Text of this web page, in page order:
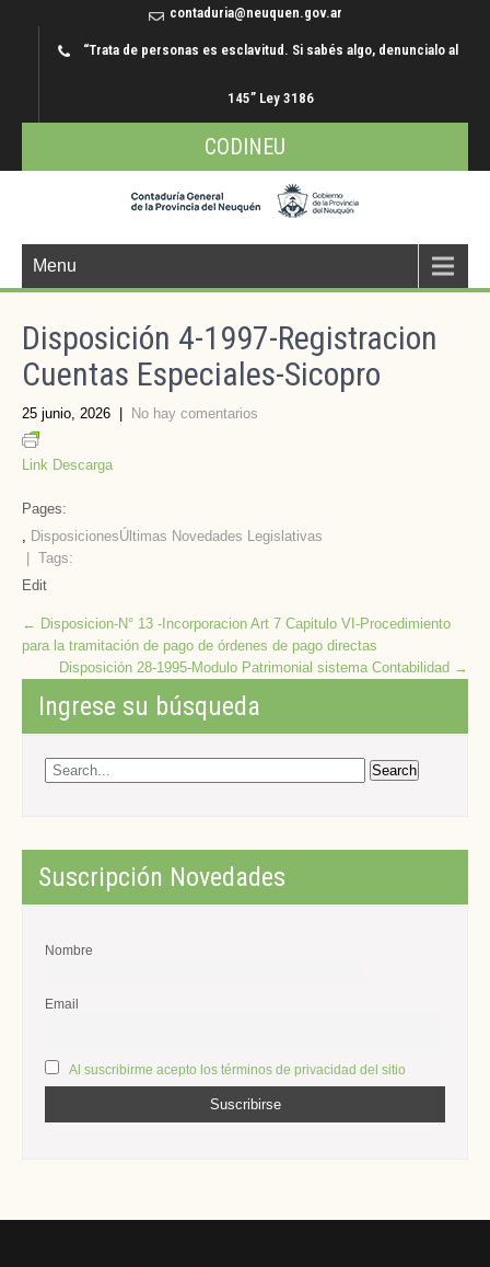
contaduria@neuquen.gov.ar
“Trata de personas es esclavitud. Si sabés algo, denuncialo al
145” Ley 3186
CODINEU
Menu
Disposición 4-1997-Registracion
Cuentas Especiales-Sicopro
25 junio, 2026 No hay comentarios
Link Descarga
Pages:
, DisposicionesÚltimas Novedades Legislativas
| Tags:
Edit
Post
navigation
← Disposicion-N° 13 -Incorporacion Art 7 Capitulo VI-Procedimiento
para la tramitación de pago de órdenes de pago directas
Disposición 28-1995-Modulo Patrimonial sistema Contabilidad →
Ingrese su búsqueda
Suscripción Novedades
Nombre
Email
Al suscribirme acepto los términos de privacidad del sitio